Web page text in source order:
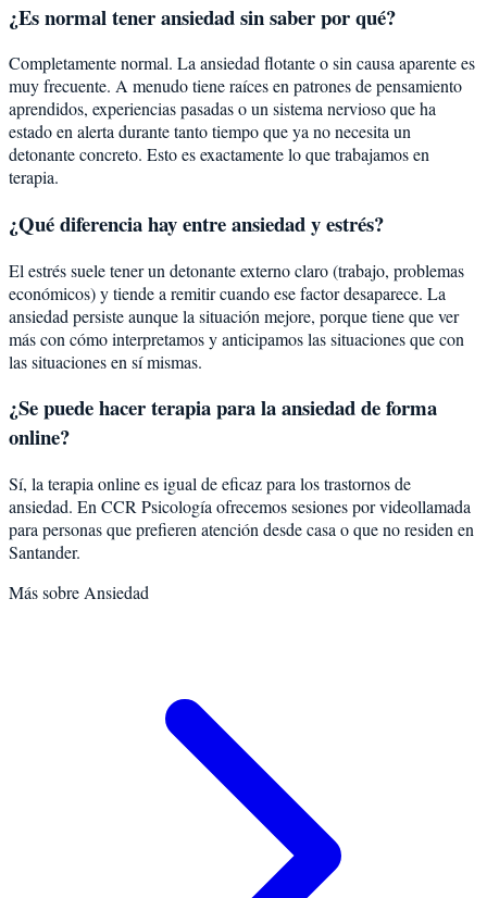
¿Es normal tener ansiedad sin saber por qué?
Completamente normal. La ansiedad flotante o sin causa aparente es
muy frecuente. A menudo tiene raíces en patrones de pensamiento
aprendidos, experiencias pasadas o un sistema nervioso que ha
estado en alerta durante tanto tiempo que ya no necesita un
detonante concreto. Esto es exactamente lo que trabajamos en
terapia.
¿Qué diferencia hay entre ansiedad y estrés?
El estrés suele tener un detonante externo claro (trabajo, problemas
económicos) y tiende a remitir cuando ese factor desaparece. La
ansiedad persiste aunque la situación mejore, porque tiene que ver
más con cómo interpretamos y anticipamos las situaciones que con
las situaciones en sí mismas.
¿Se puede hacer terapia para la ansiedad de forma
online?
Sí, la terapia online es igual de eficaz para los trastornos de
ansiedad. En CCR Psicología ofrecemos sesiones por videollamada
para personas que prefieren atención desde casa o que no residen en
Santander.
Más sobre Ansiedad